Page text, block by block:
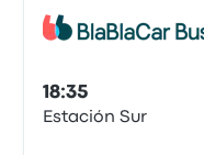
18:35
Estación Sur